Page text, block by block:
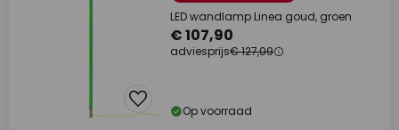
LED wandlamp Linea goud, groen
€ 107,90
adviesprijs€ 127,09
Op voorraad